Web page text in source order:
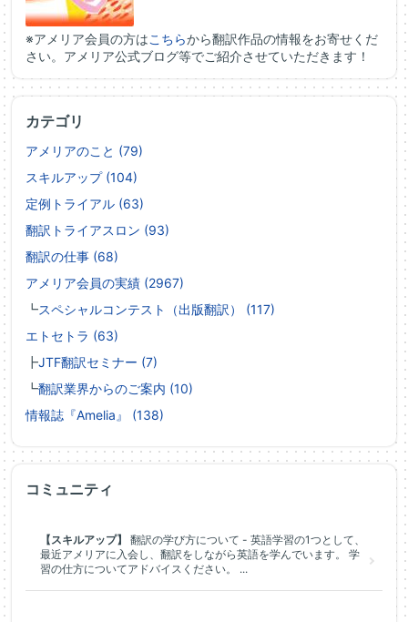
※アメリア会員の方はこちらから翻訳作品の情報をお寄せくだ
さい。アメリア公式ブログ等でご紹介させていただきます！
カテゴリ
アメリアのこと (79)
スキルアップ (104)
定例トライアル (63)
翻訳トライアスロン (93)
翻訳の仕事 (68)
アメリア会員の実績 (2967)
┗スペシャルコンテスト（出版翻訳） (117)
エトセトラ (63)
┣JTF翻訳セミナー (7)
┗翻訳業界からのご案内 (10)
情報誌『Amelia』 (138)
コミュニティ
【スキルアップ】
翻訳の学び方について - 英語学習の1つとして、
最近アメリアに入会し、翻訳をしながら英語を学んでいます。 学
習の仕方についてアドバイスください。 ...